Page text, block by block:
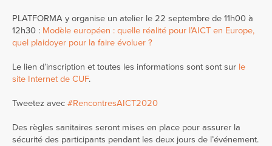
PLATFORMA y organise un atelier le 22 septembre de 11h00 à
12h30 : Modèle européen : quelle réalité pour l’AICT en Europe,
quel plaidoyer pour la faire évoluer ?
Le lien d’inscription et toutes les informations sont sont sur le
site Internet de CUF.
Tweetez avec #RencontresAICT2020
Des règles sanitaires seront mises en place pour assurer la
sécurité des participants pendant les deux jours de l’événement.